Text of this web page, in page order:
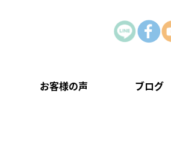
お客様の声 ブログ